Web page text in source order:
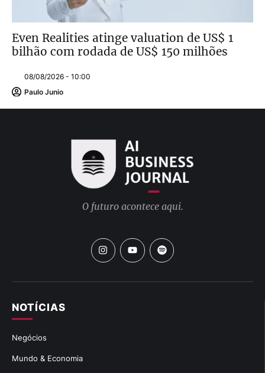
Even Realities atinge valuation de US$ 1
bilhão com rodada de US$ 150 milhões
08/08/2026 - 10:00
Paulo Junio
NOTÍCIAS
Negócios
Mundo & Economia
O futuro acontece aqui.